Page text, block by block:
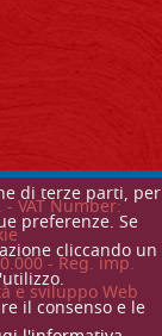
di terze parti, per
preferenze. Se
cliccando un
il consenso e le
VAT Number:
- Reg. imp.
e sviluppo Web